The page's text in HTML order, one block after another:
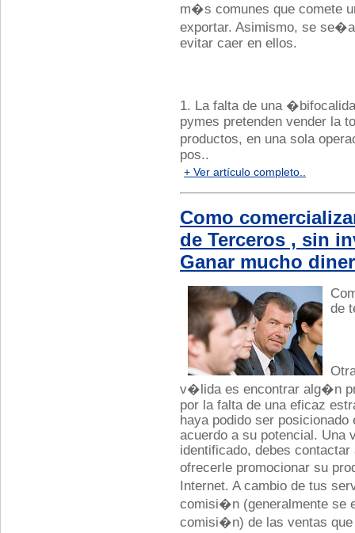
m�s comunes que comete
exportar. Asimismo, se
evitar caer en ellos.
1. La falta de una
pymes pretenden vender la
productos, en una sola
pos..
+ Ver artículo completo..
Como
de Terceros , sin
Ganar mucho
de
v�lida es encontrar alg�n
por la falta de una eficaz
haya podido ser posicionado
acuerdo a su potencial. Una
identificado, debes
ofrecerle promocionar su
Internet. A cambio de tus
comisi�n (generalmente se
comisi�n) de las ventas